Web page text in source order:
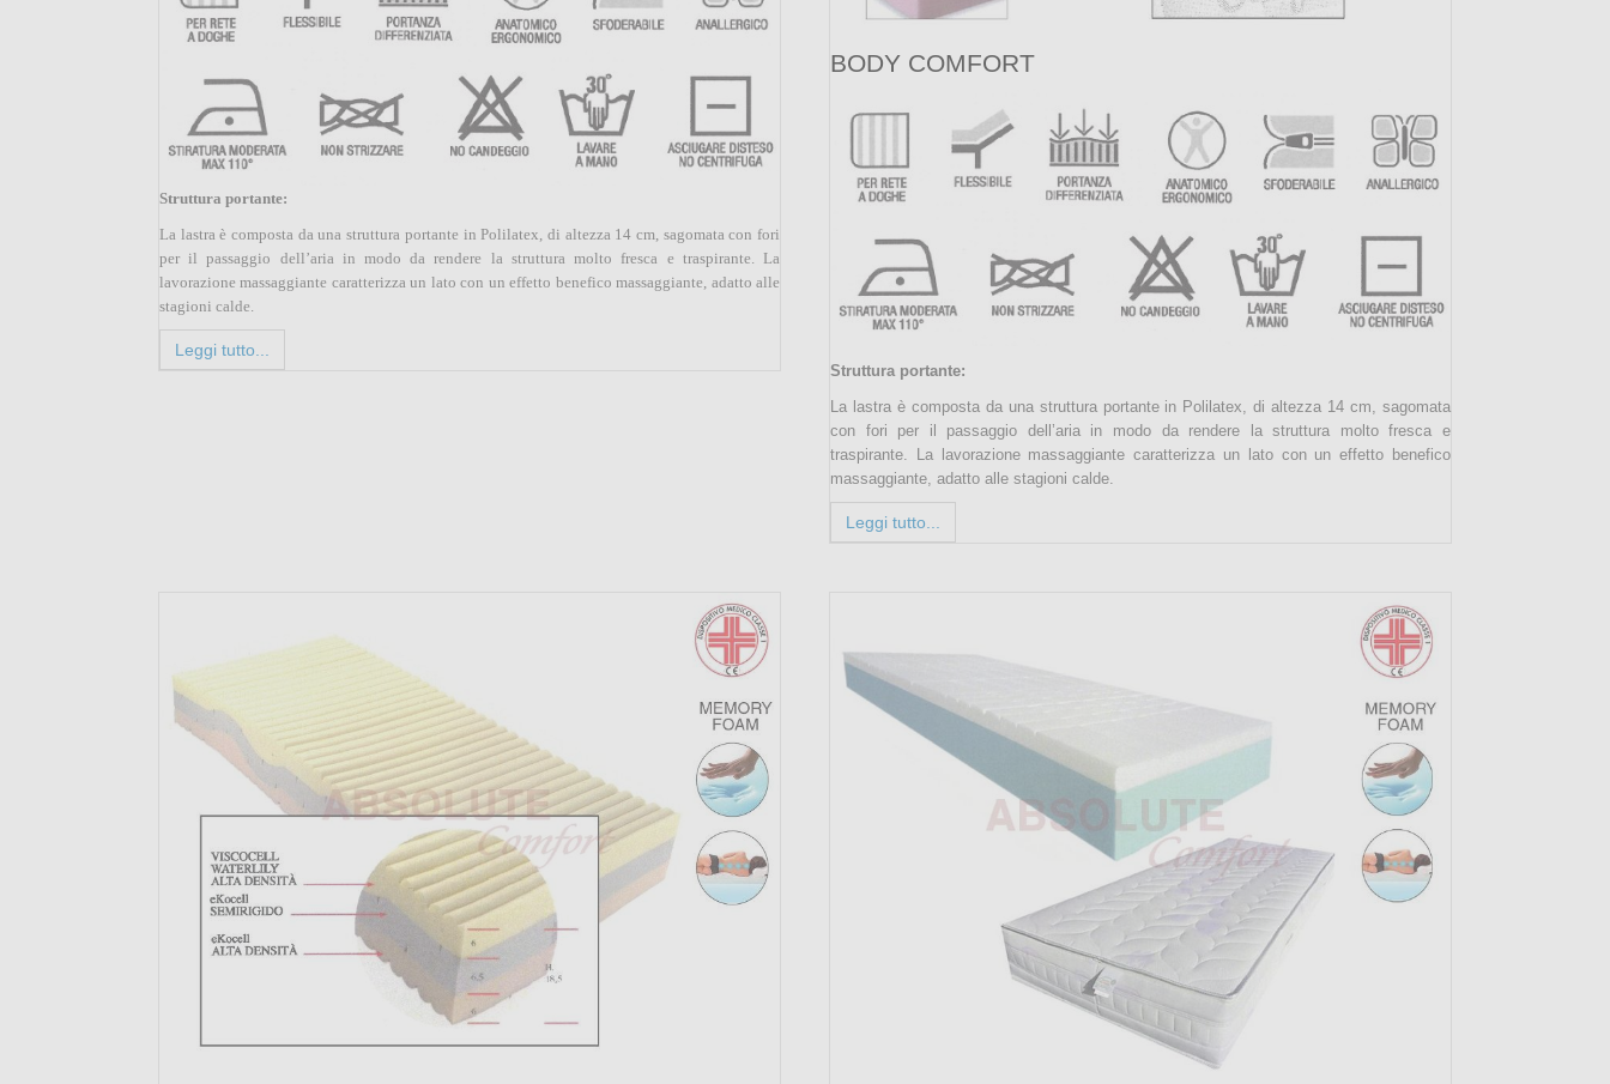
Struttura portante:
La lastra è composta da una struttura portante in Polilatex, di altezza 14 cm, sagomata con fori
per il passaggio dell’aria in modo da rendere la struttura molto fresca e traspirante. La
lavorazione massaggiante caratterizza un lato con un effetto benefico massaggiante, adatto alle
stagioni calde.
Leggi tutto...
BODY COMFORT
Struttura portante:
La lastra è composta da una struttura portante in Polilatex, di altezza 14 cm, sagomata
con fori per il passaggio dell’aria in modo da rendere la struttura molto fresca e
traspirante. La lavorazione massaggiante caratterizza un lato con un effetto benefico
massaggiante, adatto alle stagioni calde.
Leggi tutto...